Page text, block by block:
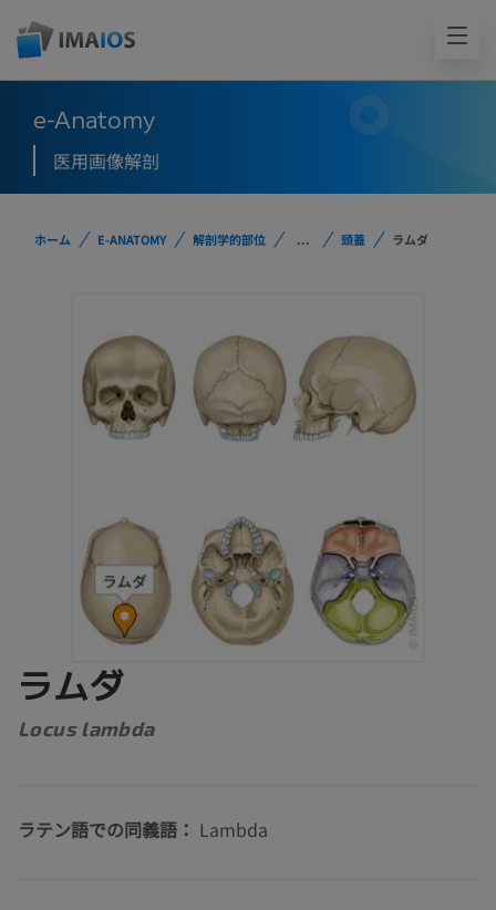
e-Anatomy
医用画像解剖
ホーム E-ANATOMY 解剖学的部位 ... 頭蓋 ラムダ
ラムダ
Locus lambda
ラテン語での同義語： Lambda